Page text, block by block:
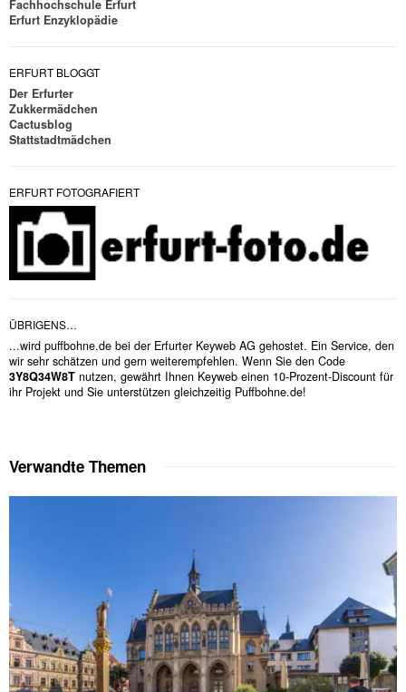
Fachhochschule Erfurt
Erfurt Enzyklopädie
ERFURT BLOGGT
Der Erfurter
Zukkermädchen
Cactusblog
Stattstadtmädchen
ERFURT FOTOGRAFIERT
ÜBRIGENS…
...wird puffbohne.de bei der Erfurter Keyweb AG gehostet. Ein Service, den
wir sehr schätzen und gern weiterempfehlen. Wenn Sie den Code
3Y8Q34W8T nutzen, gewährt Ihnen Keyweb einen 10-Prozent-Discount für
ihr Projekt und Sie unterstützen gleichzeitig Puffbohne.de!
Verwandte Themen